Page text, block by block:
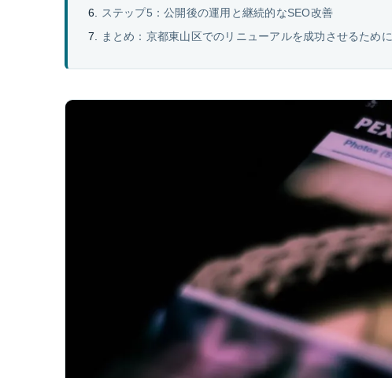
ステップ5：公開後の運用と継続的なSEO改善
まとめ：京都東山区でのリニューアルを成功させるために